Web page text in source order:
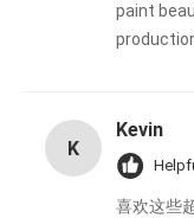
paint
K
Kevin
喜欢这些